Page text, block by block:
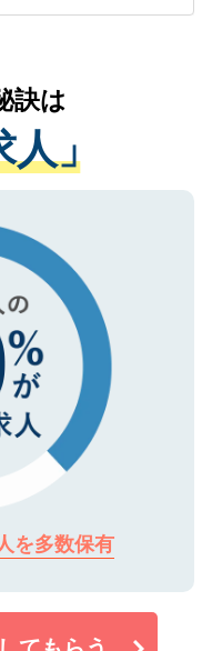
タはご本人の許可
ついての厳密な
のみに付与され
取得済みです。
安心ください。
関の状況や紹介
なアドバイスを
にご転職をされ
ートが可能です
さい。
訣は
」
を多数保有